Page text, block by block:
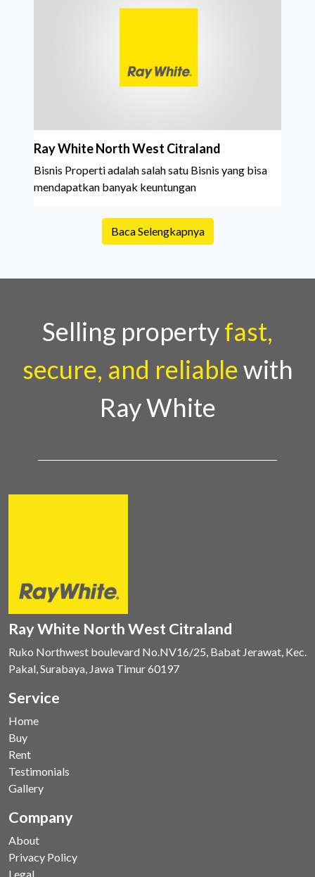
Ray White North West Citraland
Bisnis Properti adalah salah satu Bisnis yang bisa
mendapatkan banyak keuntungan
Baca Selengkapnya
Selling propertyfast,
secure, and reliablewith
Ray White
Ray White North West Citraland
Ruko Northwest boulevard No.NV16/25, Babat Jerawat, Kec.
Pakal, Surabaya, Jawa Timur 60197
Service
Home
Buy
Rent
Testimonials
Gallery
Company
About
Privacy Policy
Legal